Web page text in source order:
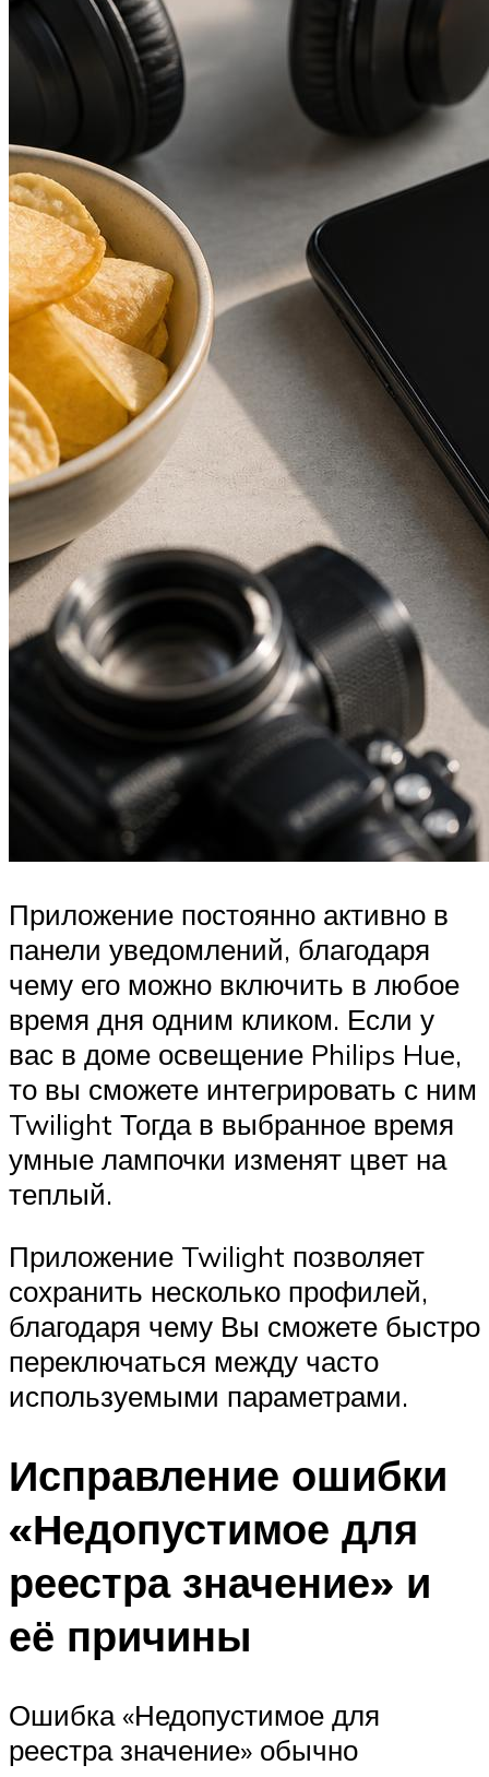
Приложение постоянно активно в
панели уведомлений, благодаря
чему его можно включить в любое
время дня одним кликом. Если у
вас в доме освещение Philips Hue,
то вы сможете интегрировать с ним
Twilight Тогда в выбранное время
умные лампочки изменят цвет на
теплый.
Приложение Twilight позволяет
сохранить несколько профилей,
благодаря чему Вы сможете быстро
переключаться между часто
используемыми параметрами.
Исправление ошибки
«Недопустимое для
реестра значение» и
её причины
Ошибка «Недопустимое для
реестра значение» обычно